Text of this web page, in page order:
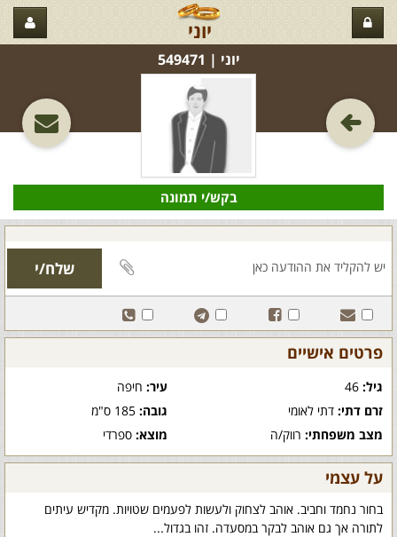
יוני
יוני‏ | 549471
בקש/י תמונה
פרטים אישיים
גיל: עיר:חיפה
זרם דתי: דתי לאומי גובה:185 ס"מ
מצב משפחתי: רווק/ה מוצא:ספרדי
על עצמי
בחור נחמד וחביב. אוהב לצחוק ולעשות לפעמים שטויות. מקדיש עיתים
לתורה אך גם אוהב לבקר במסעדה. זהו בגדול...